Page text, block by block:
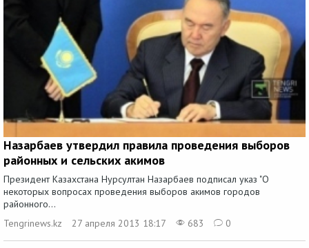
Назарбаев утвердил правила проведения выборов
районных и сельских акимов
Президент Казахстана Нурсултан Назарбаев подписал указ "О
некоторых вопросах проведения выборов акимов городов
районного...
Tengrinews.kz
27 апреля 2013 18:17 683 0